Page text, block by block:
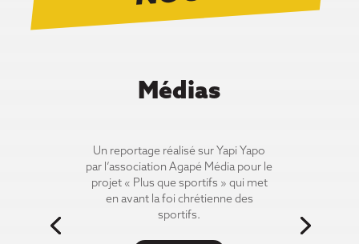
Médias
Un reportage réalisé sur Yapi Yapo
par l’association Agapé Média pour le
projet « Plus que sportifs » qui met
en avant la foi chrétienne des
sportifs.